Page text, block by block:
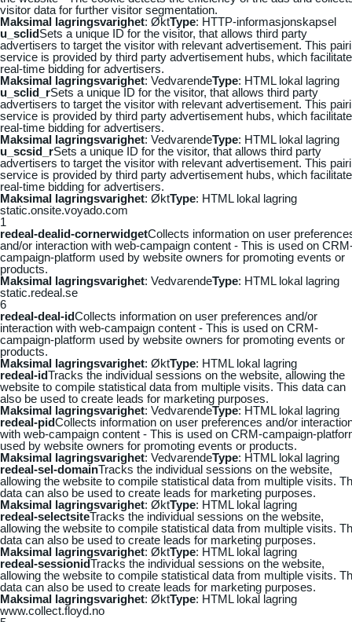
visitor data for further visitor segmentation.
Maksimal lagringsvarighet: ØktType: HTTP-informasjonskapsel
u_sclidSets a unique ID for the visitor, that allows third party
advertisers to target the visitor with relevant advertisement. This
service is provided by third party advertisement hubs, which
real-time bidding for advertisers.
Maksimal lagringsvarighet: VedvarendeType: HTML lokal lagring
u_sclid_rSets a unique ID for the visitor, that allows third party
advertisers to target the visitor with relevant advertisement. This
service is provided by third party advertisement hubs, which
real-time bidding for advertisers.
Maksimal lagringsvarighet: VedvarendeType: HTML lokal lagring
u_scsid_rSets a unique ID for the visitor, that allows third party
advertisers to target the visitor with relevant advertisement. This
service is provided by third party advertisement hubs, which
real-time bidding for advertisers.
Maksimal lagringsvarighet: ØktType: HTML lokal lagring
static.onsite.voyado.com
1
redeal-dealid-cornerwidgetCollects information on user
and/or interaction with web-campaign content - This is used on
campaign-platform used by website owners for promoting events or
products.
Maksimal lagringsvarighet: VedvarendeType: HTML lokal lagring
static.redeal.se
6
redeal-deal-idCollects information on user preferences and/or
interaction with web-campaign content - This is used on CRM-
campaign-platform used by website owners for promoting events or
products.
Maksimal lagringsvarighet: ØktType: HTML lokal lagring
redeal-idTracks the individual sessions on the website, allowing the
website to compile statistical data from multiple visits. This data can
also be used to create leads for marketing purposes.
Maksimal lagringsvarighet: VedvarendeType: HTML lokal lagring
redeal-pidCollects information on user preferences and/or
with web-campaign content - This is used on CRM-campaign-
used by website owners for promoting events or products.
Maksimal lagringsvarighet: VedvarendeType: HTML lokal lagring
redeal-sel-domainTracks the individual sessions on the website,
allowing the website to compile statistical data from multiple visits.
data can also be used to create leads for marketing purposes.
Maksimal lagringsvarighet: ØktType: HTML lokal lagring
redeal-selectsiteTracks the individual sessions on the website,
allowing the website to compile statistical data from multiple visits.
data can also be used to create leads for marketing purposes.
Maksimal lagringsvarighet: ØktType: HTML lokal lagring
redeal-sessionidTracks the individual sessions on the website,
allowing the website to compile statistical data from multiple visits.
data can also be used to create leads for marketing purposes.
Maksimal lagringsvarighet: ØktType: HTML lokal lagring
www.collect.floyd.no